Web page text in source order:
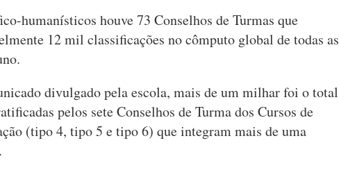
humanísticos houve 73 Conselhos de Turmas que
12 mil classificações no cômputo global de todas as
divulgado pela escola, mais de um milhar foi o total
pelos sete Conselhos de Turma dos Cursos de
(tipo 4, tipo 5 e tipo 6) que integram mais de uma